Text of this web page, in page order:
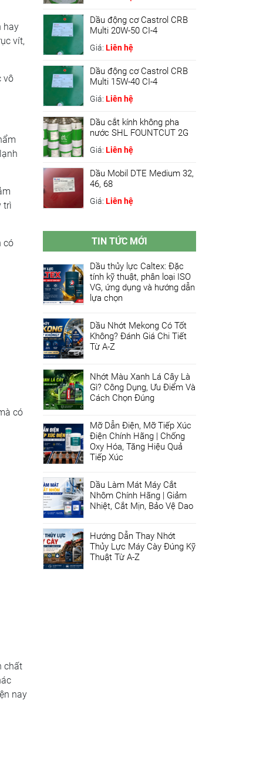
hay
vít,
vô
trì
có
có
chất
nay
Dầu động cơ Castrol CRB
Multi 20W-50 CI-4
Giá: Liên hệ
Dầu động cơ Castrol CRB
Multi 15W-40 CI-4
Giá: Liên hệ
Dầu cắt kính không pha
nước SHL FOUNTCUT 2G
Giá: Liên hệ
Dầu Mobil DTE Medium 32,
46, 68
Giá: Liên hệ
TIN TỨC MỚI
Dầu thủy lực Caltex: Đặc
tính kỹ thuật, phân loại ISO
VG, ứng dụng và hướng dẫn
lựa chọn
Dầu Nhớt Mekong Có Tốt
Không? Đánh Giá Chi Tiết
Từ A-Z
Nhớt Màu Xanh Lá Cây Là
Gì? Công Dụng, Ưu Điểm Và
Cách Chọn Đúng
Mỡ Dẫn Điện, Mỡ Tiếp Xúc
Điện Chính Hãng | Chống
Oxy Hóa, Tăng Hiệu Quả
Tiếp Xúc
Dầu Làm Mát Máy Cắt
Nhôm Chính Hãng | Giảm
Nhiệt, Cắt Mịn, Bảo Vệ Dao
Hướng Dẫn Thay Nhớt
Thủy Lực Máy Cày Đúng Kỹ
Thuật Từ A-Z